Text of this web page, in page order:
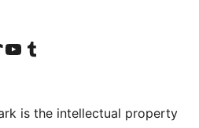
যাওক
আমাৰ YouTube চেনেললৈ যাওকআমাৰ Tumblr একাউণ্টলৈ যাওক
is the intellectual property